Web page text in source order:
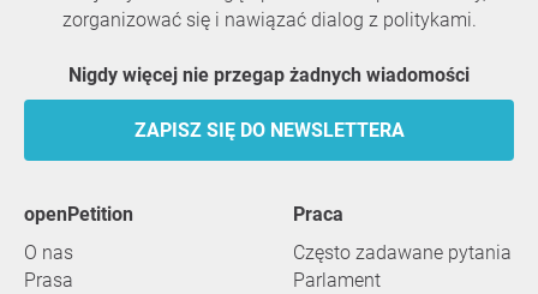
zorganizować się i nawiązać dialog z politykami.
Nigdy więcej nie przegap żadnych wiadomości
ZAPISZ SIĘ DO NEWSLETTERA
openPetition
O nas
Prasa
praca
Często zadawane pytania
Parlament